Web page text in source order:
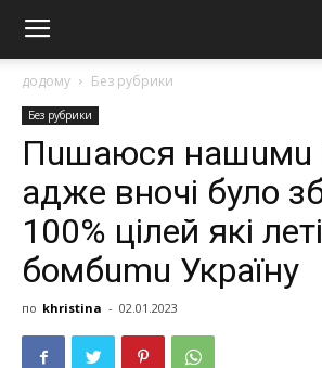
додому Без рубрики
Без рубрики
Пuшаюся
адже вночі було
100% цілей які
бомбumu Україну
по khristina - 02.01.2023